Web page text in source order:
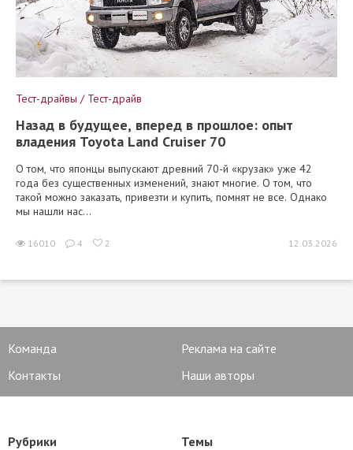
Тест-драйвы / Тест-драйв
Назад в будущее, вперед в прошлое: опыт
владения Toyota Land Cruiser 70
О том, что японцы выпускают древний 70-й «крузак» уже 42
года без существенных изменений, знают многие. О том, что
такой можно заказать, привезти и купить, помнят не все. Однако
мы нашли нас...
16010 4 2 12.03.2026
Команда
Реклама на сайте
Контакты
Наши авторы
Рубрики
Темы